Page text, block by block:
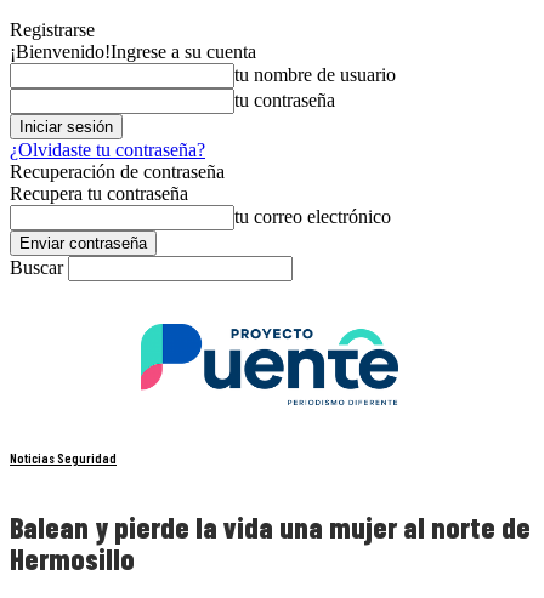
Registrarse
¡Bienvenido!Ingrese a su cuenta
tu nombre de usuario
tu contraseña
¿Olvidaste tu contraseña?
Recuperación de contraseña
Recupera tu contraseña
tu correo electrónico
Buscar
Noticias Seguridad
Balean y pierde la vida una mujer al norte de
Hermosillo